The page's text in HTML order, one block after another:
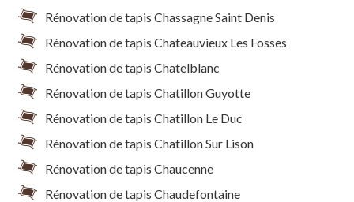
Rénovation de tapis Chassagne Saint Denis
Rénovation de tapis Chateauvieux Les Fosses
Rénovation de tapis Chatelblanc
Rénovation de tapis Chatillon Guyotte
Rénovation de tapis Chatillon Le Duc
Rénovation de tapis Chatillon Sur Lison
Rénovation de tapis Chaucenne
Rénovation de tapis Chaudefontaine